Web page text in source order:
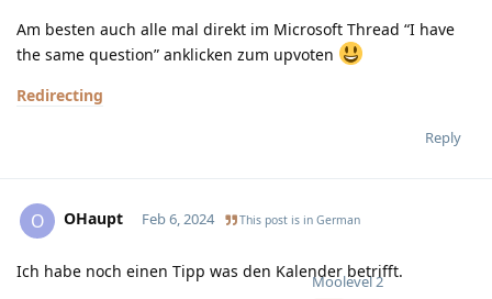
Am besten auch alle mal direkt im Microsoft Thread “I have
the same question” anklicken zum upvoten
Redirecting
Reply
O OHaupt
Moolevel 2
Feb 6, 2024 This post is in German
Ich habe noch einen Tipp was den Kalender betrifft.